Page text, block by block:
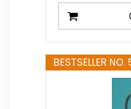
BESTSELLER NO.